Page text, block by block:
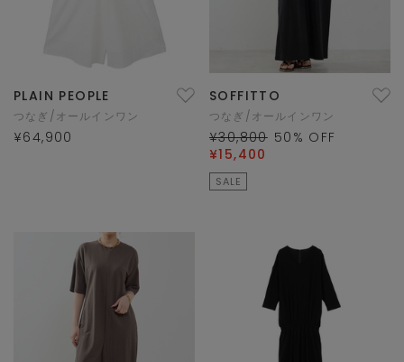
PLAIN PEOPLE
つなぎ/オールインワン
¥64,900
SOFFITTO
つなぎ/オールインワン
¥30,800 50 % OFF
¥15,400
SALE